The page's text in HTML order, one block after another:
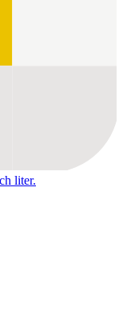
liter.